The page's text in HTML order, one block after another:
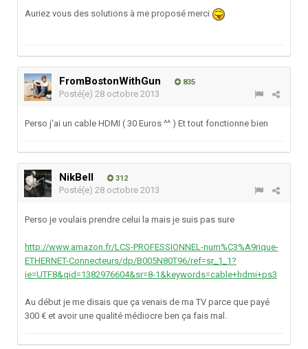
Auriez vous des solutions à me proposé merci
FromBostonWithGun 835
Posté(e) 28 octobre 2013
Perso j'ai un cable HDMI ( 30 Euros ^^ ) Et tout fonctionne bien
NikBell 312
Posté(e) 28 octobre 2013
Perso je voulais prendre celui la mais je suis pas sure
http://www.amazon.fr/LCS-PROFESSIONNEL-num%C3%A9rique-
ETHERNET-Connecteurs/dp/B005N80T96/ref=sr_1_1?
ie=UTF8&qid=1382976604&sr=8-1&keywords=cable+hdmi+ps3
Au début je me disais que ça venais de ma TV parce que payé
300 € et avoir une qualité médiocre ben ça fais mal.